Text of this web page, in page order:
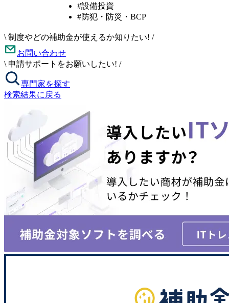
#設備投資
#防犯・防災・BCP
\ 制度やどの補助金が使えるか知りたい! /
お問い合わせ
\ 申請サポートをお願いしたい! /
専門家を探す
検索結果に戻る